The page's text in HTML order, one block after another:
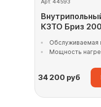
Арт. 44593
КЗТО Бриз
Обслуживаемая
Мощность
34 200 руб